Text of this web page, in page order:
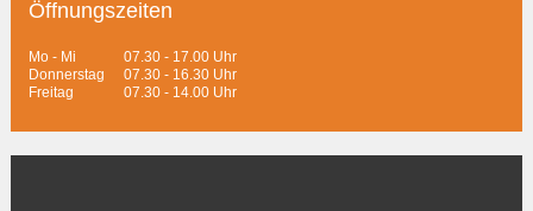
Öffnungszeiten
Mo - Mi
07.30 - 17.00 Uhr
Donnerstag
07.30 - 16.30 Uhr
Freitag
07.30 - 14.00 Uhr